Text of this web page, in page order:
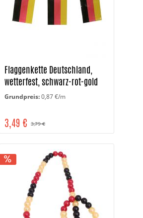
Flaggenkette Deutschland,
wetterfest, schwarz-rot-gold
Grundpreis:0,87 €/m
3,79 €
3,49 €